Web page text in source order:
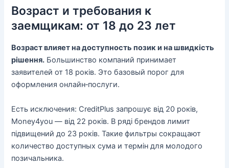
Возраст и требования к
заемщикам: от 18 до 23 лет
Возраст влияет на доступность позик и на швидкість
рішення. Большинство компаний принимает
заявителей от 18 років. Это базовый порог для
оформления онлайн‑послуги.
Есть исключения: CreditPlus запрошує від 20 років,
Money4you — від 22 років. В ряді брендов лимит
підвищений до 23 років. Такие фильтры сокращают
количество доступных сума и термін для молодого
позичальника.